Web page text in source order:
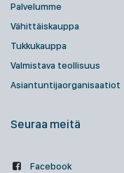
Palvelumme
Vähittäiskauppa
Tukkukauppa
Valmistava teollisuus
Asiantuntijaorganisaatiot
Seuraa meitä
Facebook